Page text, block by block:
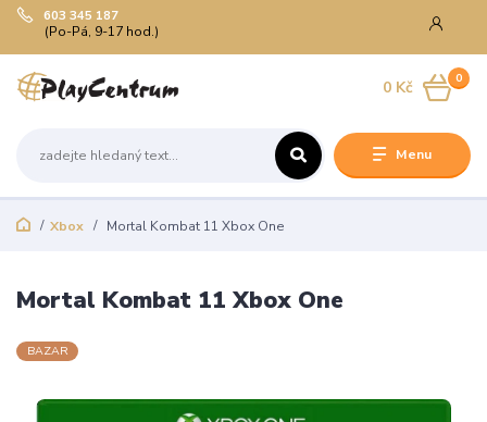
Menu
603 345 187
(Po-Pá, 9-17 hod.)
0
0 Kč
Xbox Mortal Kombat 11 Xbox One
Mortal Kombat 11 Xbox One
BAZAR